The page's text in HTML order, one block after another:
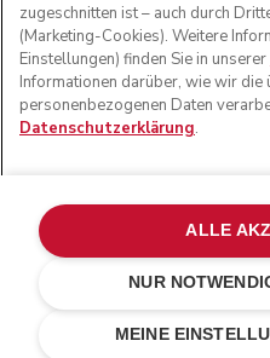
und das Design der
Marken in den USA
Meine cookies
zugeschnitten ist – auch durch
(Marketing-Cookies). Weitere
Einstellungen) finden Sie in unserer
Informationen darüber, wie wir die
personenbezogenen Daten
Datenschutzerklärung.
MEINE
NUR
ALLE